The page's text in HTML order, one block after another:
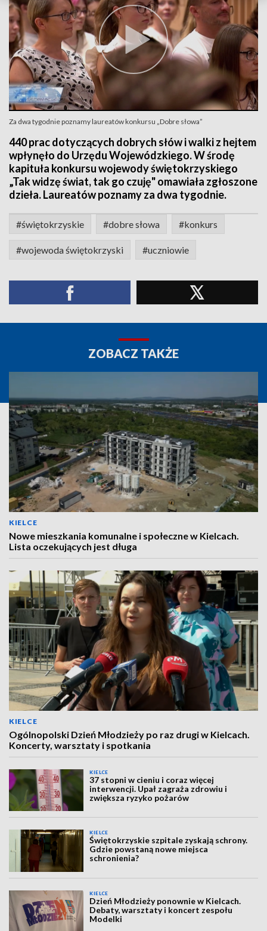
Za dwa tygodnie poznamy laureatów konkursu „Dobre słowa”
440 prac dotyczących dobrych słów i walki z hejtem
wpłynęło do Urzędu Wojewódzkiego. W środę
kapituła konkursu wojewody świętokrzyskiego
„Tak widzę świat, tak go czuję" omawiała zgłoszone
dzieła. Laureatów poznamy za dwa tygodnie.
#świętokrzyskie #dobre słowa #konkurs
#wojewoda świętokrzyski #uczniowie
ZOBACZ TAKŻE
KIELCE
Nowe mieszkania komunalne i społeczne w Kielcach.
Lista oczekujących jest długa
KIELCE
Ogólnopolski Dzień Młodzieży po raz drugi w Kielcach.
Koncerty, warsztaty i spotkania
KIELCE
37 stopni w cieniu i coraz więcej
interwencji. Upał zagraża zdrowiu i
zwiększa ryzyko pożarów
KIELCE
Świętokrzyskie szpitale zyskają schrony.
Gdzie powstaną nowe miejsca
schronienia?
KIELCE
Dzień Młodzieży ponownie w Kielcach.
Debaty, warsztaty i koncert zespołu
Modelki